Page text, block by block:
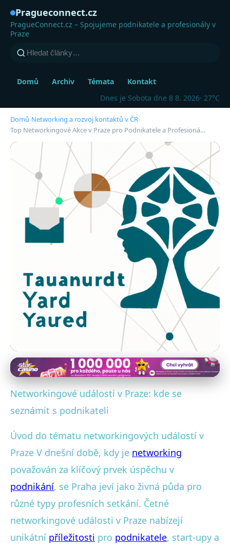
Pragueconnect.cz
PragueConnect.cz – Spojujeme podnikatele a profesionály v
Praze
Domů Archiv Témata
Kontakt
Dnes je Sobota dne 8 8. 2026· 27°C
Domů›Networking a rozvoj kontaktů v ČR›
Top Networkingové Akce v Praze pro Podnikatele a Profesioná…
Networking a rozvoj kontaktů v ČR
Top Networkingové Akce v
Praze pro Podnikatele a
Profesionály
18. 5. 2025 · 4 min čtení · Autor: Marek Štěpánek
Networkingové události v Praze: kde se
seznámit s podnikateli
Úvod do tématu networkingových událostí v
Praze V dnešní době, kdy je networking
považován za klíčový prvek úspěchu v
podnikání, se Praha jeví jako živná půda pro
různé typy profesních setkání. Četné
networkingové události v Praze nabízejí
unikátní příležitosti pro podnikatele, start-upy a